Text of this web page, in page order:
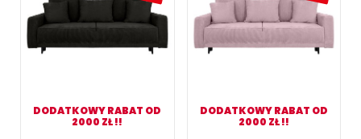
DODATKOWY RABAT OD
2000 ZŁ !!
DODATKOWY RABAT OD
2000 ZŁ !!